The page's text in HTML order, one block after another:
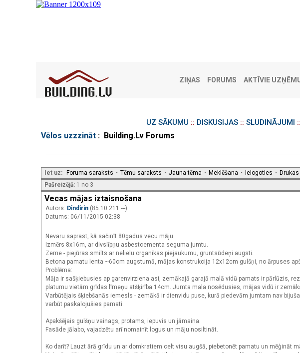
ZIŅAS FORUMS AKTĪVIE
UZ SĀKUMU :: DISKUSIJAS:: SLUDINĀJUMI ::
Vēlos uzzzināt : Building.Lv Forums
Iet uz: Foruma saraksts • Tēmu saraksts • Jauna tēma • Meklēšana • Ielogoties •
Pašreizējā: 1 no 3
Vecas mājas iztaisnošana
Autors: Dindirin (85.10.211.---)
Datums: 06/11/2015 02:38
Nevaru saprast, kā sačinīt 80gadus vecu māju.
Izmērs 8x16m, ar divslīpņu asbestcementa seguma jumtu.
Zeme - piejūras smilts ar nelielu organikas piejaukumu, gruntsūdeņi augsti.
Betona pamatu lenta ~60cm augstumā, mājas konstrukcija 12x12cm gulšņi, no ārpuses
Problēma:
Māja ir sašķiebusies ap garenvirziena asi, zemākajā garajā malā vidū pamats ir pārlūzis,
platumu vietām grīdas līmeņu atšķirība 14cm. Jumta mala nosēdusies, mājas vidū ir
Varbūtējais šķiebšanās iemesls - zemākā ir dienvidu puse, kurā piedevām jumtam nav
varbūt paskalojušies pamati.
Apakšējais gulšņu vainags, protams, iepuvis un jāmaina.
Fasāde jālabo, vajadzētu arī nomainīt logus un māju nosiltināt.
Ko darīt? Lauzt ārā grīdu un ar domkratiem celt visu augšā, piebetonēt pamatu un mēģināt